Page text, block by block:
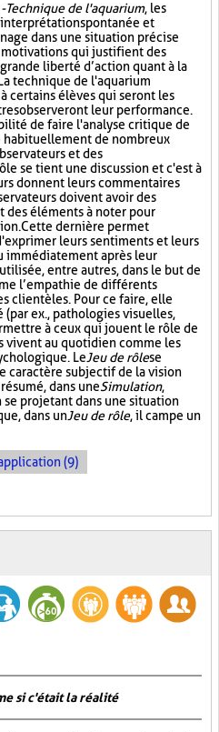
Technique de l'aquarium, les
spontanée et
dans une situation précise
qui justifient des
liberté d’action quant à la
technique de l'aquarium
certains élèves qui seront les
observeront leur performance.
de faire l'analyse critique de
habituellement de nombreux
et des
se tient une discussion et c'est à
donnent leurs commentaires
doivent avoir des
des éléments à noter pour
Cette dernière permet
leurs sentiments et leurs
immédiatement après leur
entre autres, dans le but de
l’empathie de différents
clientèles. Pour ce faire, elle
ex., pathologies visuelles,
à ceux qui jouent le rôle de
vivent au quotidien comme les
LeJeu de rôlese
caractère subjectif de la vision
dans uneSimulation,
projetant dans une situation
dans unJeu de rôle, il campe un
(9)
si c'était la réalité